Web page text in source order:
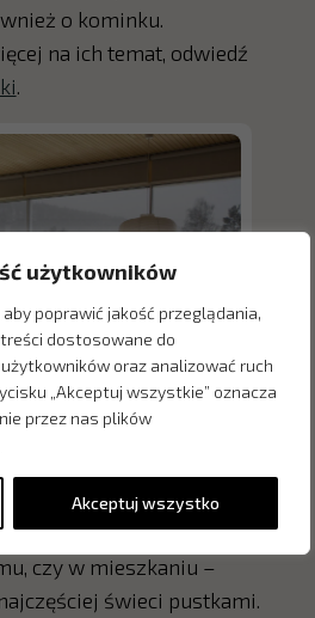
użytkowników
poprawić jakość przeglądania,
dostosowane do
oraz analizować ruch
„Akceptuj wszystkie” oznacza
przez nas plików
Akceptuj wszystko
o kominku.
na ich temat, odwiedź
.
czy w mieszkaniu –
świeci pustkami.